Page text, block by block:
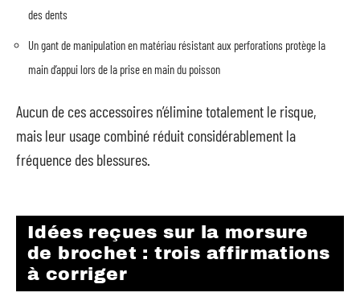
des dents
Un gant de manipulation en matériau résistant aux perforations protège la
main d’appui lors de la prise en main du poisson
Aucun de ces accessoires n’élimine totalement le risque,
mais leur usage combiné réduit considérablement la
fréquence des blessures.
Idées reçues sur la morsure
de brochet : trois affirmations
à corriger